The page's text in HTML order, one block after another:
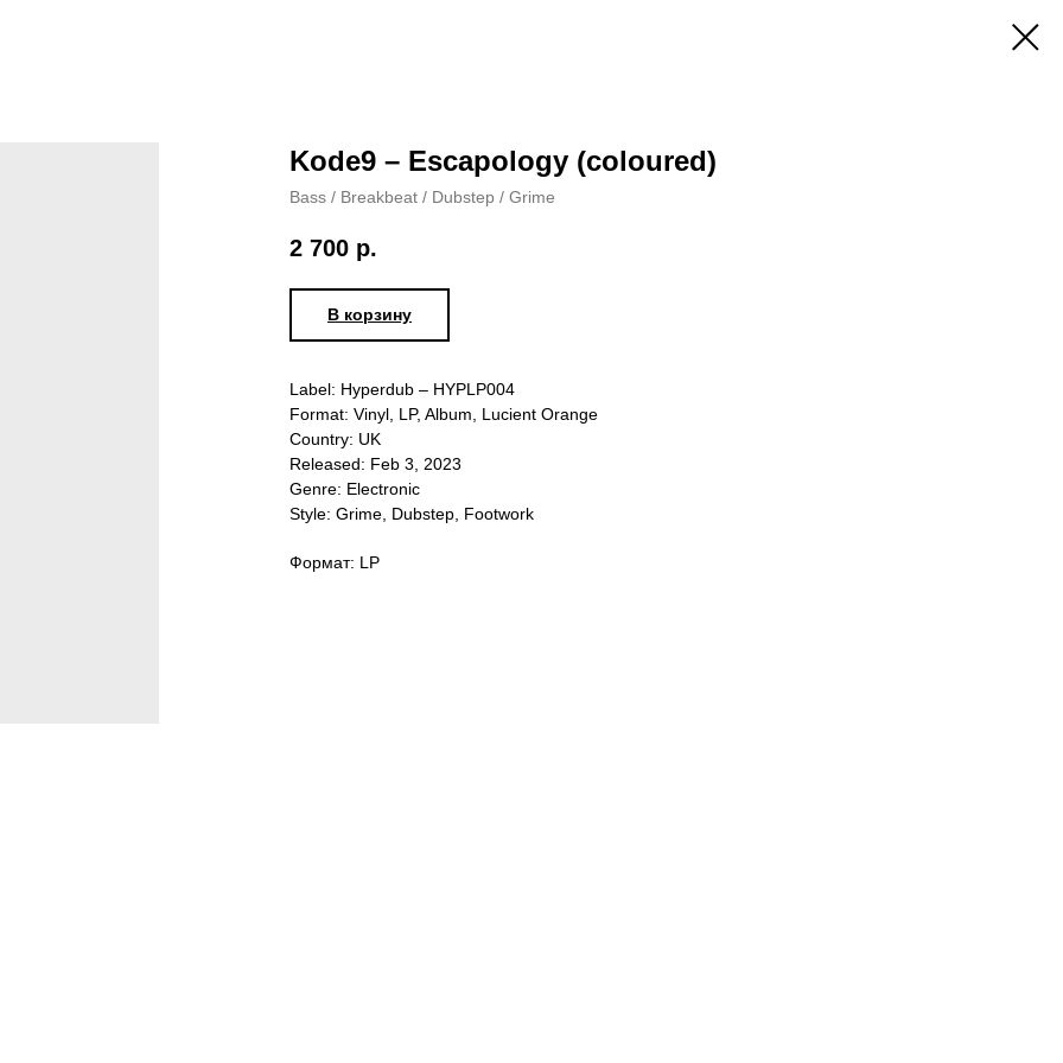
Kode9 – Escapology (coloured)
Bass / Breakbeat / Dubstep / Grime
2 700 р.
В корзину
Label: Hyperdub – HYPLP004
Format: Vinyl, LP, Album, Lucient Orange
Country: UK
Released: Feb 3, 2023
Genre: Electronic
Style: Grime, Dubstep, Footwork
Формат: LP